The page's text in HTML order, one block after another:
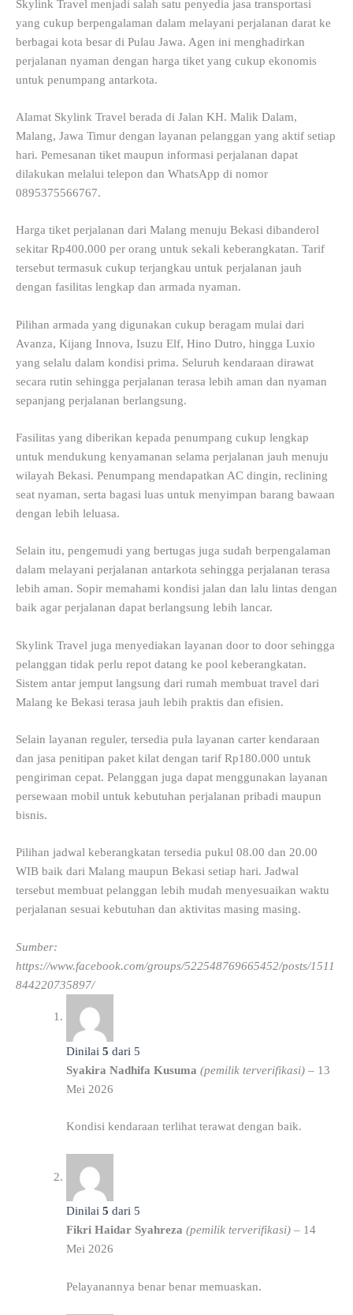
Skylink Travel menjadi salah satu penyedia jasa transportasi
yang cukup berpengalaman dalam melayani perjalanan darat ke
berbagai kota besar di Pulau Jawa. Agen ini menghadirkan
perjalanan nyaman dengan harga tiket yang cukup ekonomis
untuk penumpang antarkota.
Alamat Skylink Travel berada di Jalan KH. Malik Dalam,
Malang, Jawa Timur dengan layanan pelanggan yang aktif setiap
hari. Pemesanan tiket maupun informasi perjalanan dapat
dilakukan melalui telepon dan WhatsApp di nomor
0895375566767.
Harga tiket perjalanan dari Malang menuju Bekasi dibanderol
sekitar Rp400.000 per orang untuk sekali keberangkatan. Tarif
tersebut termasuk cukup terjangkau untuk perjalanan jauh
dengan fasilitas lengkap dan armada nyaman.
Pilihan armada yang digunakan cukup beragam mulai dari
Avanza, Kijang Innova, Isuzu Elf, Hino Dutro, hingga Luxio
yang selalu dalam kondisi prima. Seluruh kendaraan dirawat
secara rutin sehingga perjalanan terasa lebih aman dan nyaman
sepanjang perjalanan berlangsung.
Fasilitas yang diberikan kepada penumpang cukup lengkap
untuk mendukung kenyamanan selama perjalanan jauh menuju
wilayah Bekasi. Penumpang mendapatkan AC dingin, reclining
seat nyaman, serta bagasi luas untuk menyimpan barang bawaan
dengan lebih leluasa.
Selain itu, pengemudi yang bertugas juga sudah berpengalaman
dalam melayani perjalanan antarkota sehingga perjalanan terasa
lebih aman. Sopir memahami kondisi jalan dan lalu lintas dengan
baik agar perjalanan dapat berlangsung lebih lancar.
Skylink Travel juga menyediakan layanan door to door sehingga
pelanggan tidak perlu repot datang ke pool keberangkatan.
Sistem antar jemput langsung dari rumah membuat travel dari
Malang ke Bekasi terasa jauh lebih praktis dan efisien.
Selain layanan reguler, tersedia pula layanan carter kendaraan
dan jasa penitipan paket kilat dengan tarif Rp180.000 untuk
pengiriman cepat. Pelanggan juga dapat menggunakan layanan
persewaan mobil untuk kebutuhan perjalanan pribadi maupun
bisnis.
Pilihan jadwal keberangkatan tersedia pukul 08.00 dan 20.00
WIB baik dari Malang maupun Bekasi setiap hari. Jadwal
tersebut membuat pelanggan lebih mudah menyesuaikan waktu
perjalanan sesuai kebutuhan dan aktivitas masing masing.
Sumber:
https://www.facebook.com/groups/522548769665452/posts/1511
844220735897/
Dinilai 5 dari 5
Syakira Nadhifa Kusuma (pemilik terverifikasi) – 13
Mei 2026
Kondisi kendaraan terlihat terawat dengan baik.
Dinilai 5 dari 5
Fikri Haidar Syahreza (pemilik terverifikasi) – 14
Mei 2026
Pelayanannya benar benar memuaskan.